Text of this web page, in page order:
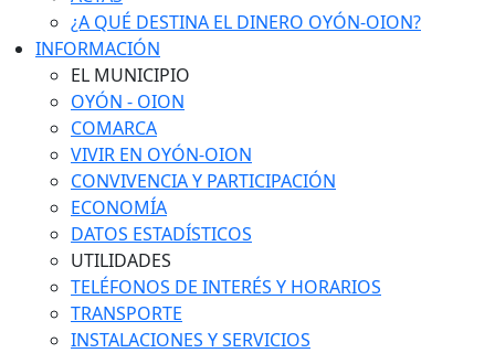
¿A QUÉ DESTINA EL DINERO OYÓN-OION?
INFORMACIÓN
EL MUNICIPIO
OYÓN - OION
COMARCA
VIVIR EN OYÓN-OION
CONVIVENCIA Y PARTICIPACIÓN
ECONOMÍA
DATOS ESTADÍSTICOS
UTILIDADES
TELÉFONOS DE INTERÉS Y HORARIOS
TRANSPORTE
INSTALACIONES Y SERVICIOS